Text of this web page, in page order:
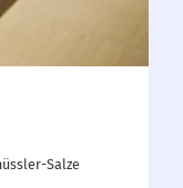
Salze